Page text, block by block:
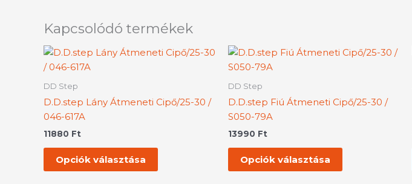
Kapcsolódó termékek
DD Step
D.D.step Lány Átmeneti Cipő/25-30 /
046-617A
11880 Ft
Opciók választása
Ennek
több
variációja
a
DD Step
D.D.step Fiú Átmeneti Cipő/25-30 /
S050-79A
13990 Ft
Opciók választása
Ennek
több
variációja
a